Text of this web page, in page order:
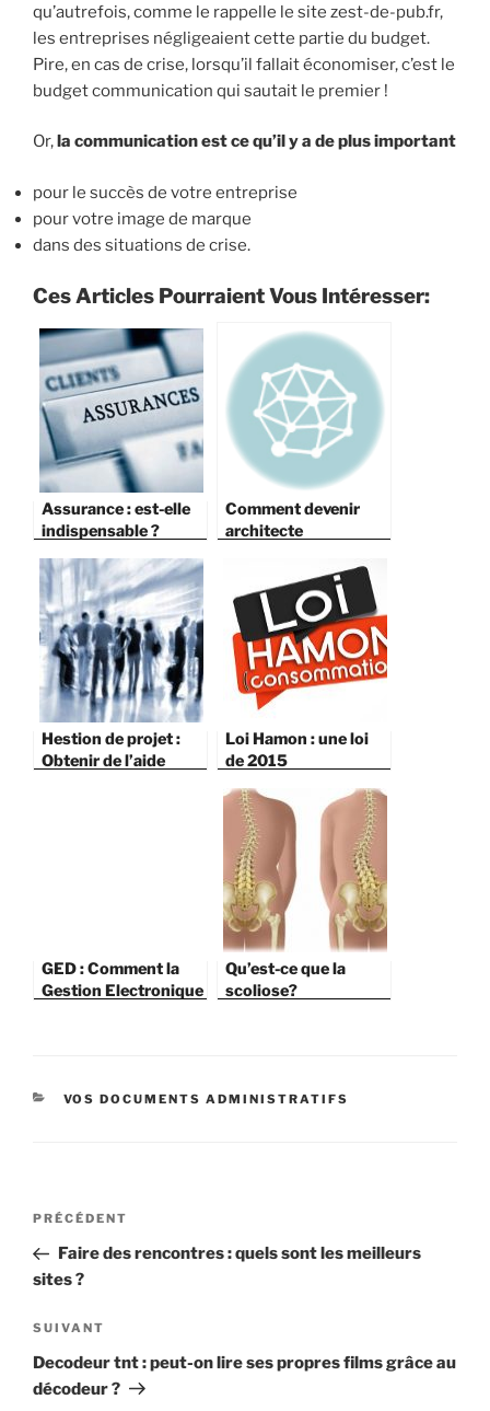
qu’autrefois, comme le rappelle le site zest-de-pub.fr,
les entreprises négligeaient cette partie du budget.
Pire, en cas de crise, lorsqu’il fallait économiser, c’est le
budget communication qui sautait le premier !
Or, la communication est ce qu’il y a de plus important
pour le succès de votre entreprise
pour votre image de marque
dans des situations de crise.
Ces Articles Pourraient Vous Intéresser:
Assurance : est-elle
indispensable ?
Comment devenir
architecte
Hestion de projet :
Obtenir de l’aide
Loi Hamon : une loi
de 2015
GED : Comment la
Gestion Electronique
Qu’est-ce que la
scoliose?
CATÉGORIES
VOS DOCUMENTS ADMINISTRATIFS
Navigation
l’article
Article
précédent
PRÉCÉDENT
Faire des rencontres : quels sont les meilleurs
sites ?
Article
suivant
SUIVANT
Decodeur tnt : peut-on lire ses propres films grâce au
décodeur ?